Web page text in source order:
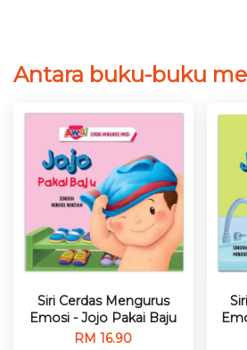
Antara buku-buku
Siri Cerdas Mengurus
Emosi - Jojo Pakai Baju
RM 16.90